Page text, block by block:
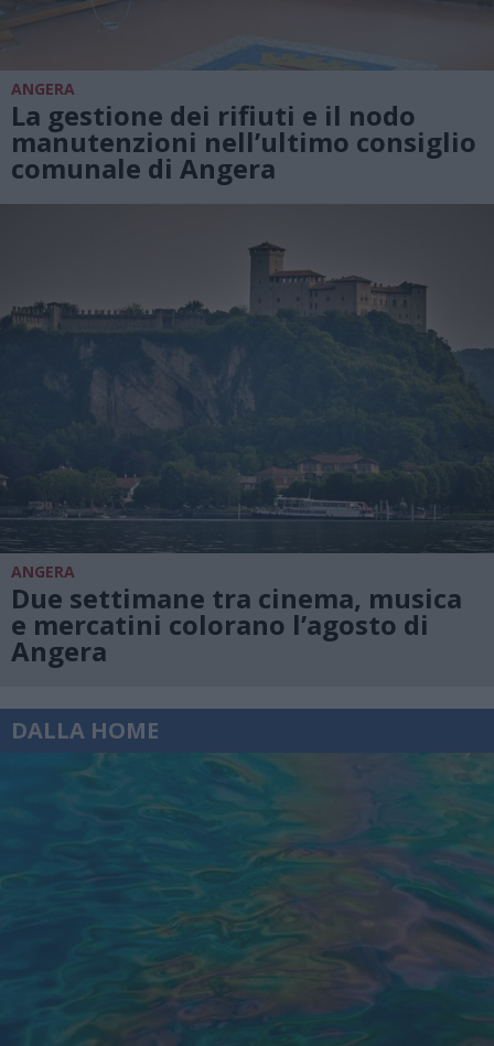
ANGERA
La gestione dei rifiuti e il nodo
manutenzioni nell’ultimo consiglio
comunale di Angera
ANGERA
Due settimane tra cinema, musica
e mercatini colorano l’agosto di
Angera
DALLA HOME